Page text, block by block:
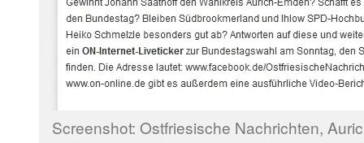
Screenshot: Ostfriesische Nachrichten,